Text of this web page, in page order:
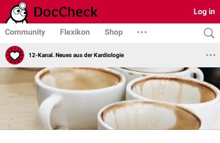
Log in
Community Flexikon Shop
12-Kanal. Neues aus der Kardiologie